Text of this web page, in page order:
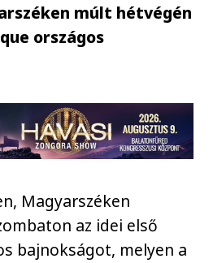
múlt hétvégén
országos
Magyarszéken
az idei első
bajnokságot, melyen a